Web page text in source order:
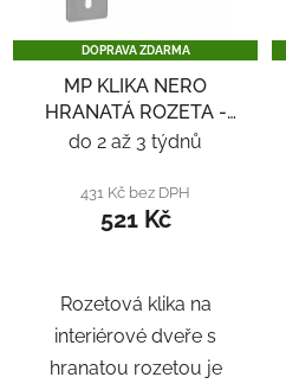
DOPRAVA ZDARMA
MP KLIKA NERO
HRANATÁ ROZETA -
NEREZ
do 2 až 3 týdnů
431 Kč bez DPH
521 Kč
Rozetová klika na
interiérové ​​dveře s
hranatou rozetou je